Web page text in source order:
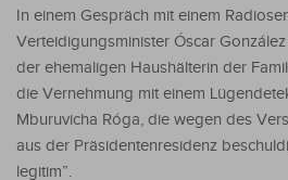
In einem Gespräch mit einem
Verteidigungsminister Óscar
der ehemaligen Haushälterin der
die Vernehmung mit einem
Mburuvicha Róga, die wegen des
aus der Präsidentenresidenz
legitim”.